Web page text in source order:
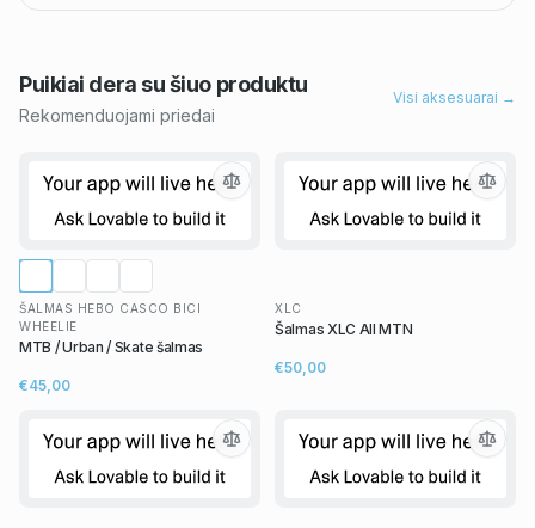
Puikiai dera su šiuo produktu
Rekomenduojami priedai
Visi aksesuarai →
ŠALMAS HEBO CASCO BICI
WHEELIE
MTB / Urban / Skate šalmas
€45,00
XLC
Šalmas XLC All MTN
€50,00